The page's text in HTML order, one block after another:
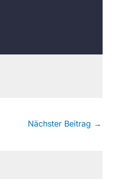
Nächster Beitrag →